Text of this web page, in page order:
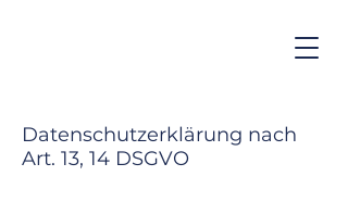
Datenschutzerklärung nach
Art. 13, 14 DSGVO